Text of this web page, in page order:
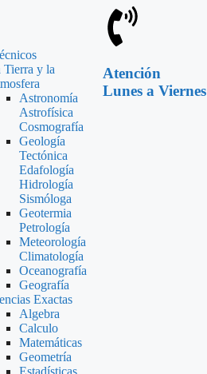
Tierra y la
Astronomía
Astrofísica
Cosmografía
Geología
Tectónica
Edafología
Hidrología
Sismóloga
Geotermia
Petrología
Meteorología
Climatología
Oceanografía
Geografía
Exactas
Algebra
Calculo
Matemáticas
Geometría
Estadísticas
Atención
Lunes a Viernes